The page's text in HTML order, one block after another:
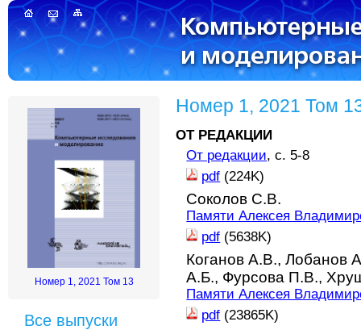
Номер 1, 2021 Том 13
Все выпуски
Номер 1, 2021 Том
ОТ РЕДАКЦИИ
От редакции, с. 5-8
pdf (224K)
Соколов С.В.
Памяти Алексея
pdf (5638K)
Коганов А.В.,Лобанов
А.Б., Фурсова П.В.,
Памяти Алексея
pdf (23865K)